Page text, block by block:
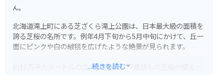
ん。
北海道滝上町にある芝ざくら滝上公園は、日本最大級の面積を
誇る芝桜の名所です。例年4月下旬から5月中旬にかけて、丘一
面にピンクや白の絨毯を広げたような絶景が見られます。
約10万平方メートルの広大な敷地に、7種類もの芝桜が植えら
...続きを読む